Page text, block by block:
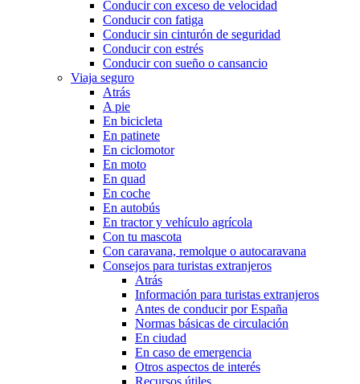
Conducir con exceso de velocidad
Conducir con fatiga
Conducir sin cinturón de seguridad
Conducir con estrés
Conducir con sueño o cansancio
Viaja seguro
Atrás
A pie
En bicicleta
En patinete
En ciclomotor
En moto
En quad
En coche
En autobús
En tractor y vehículo agrícola
Con tu mascota
Con caravana, remolque o autocaravana
Consejos para turistas extranjeros
Atrás
Información para turistas extranjeros
Antes de conducir por España
Normas básicas de circulación
En ciudad
En caso de emergencia
Otros aspectos de interés